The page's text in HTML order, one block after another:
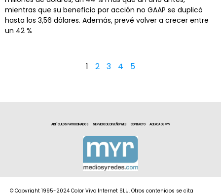
mientras que su beneficio por acción no GAAP se duplicó
hasta los 3,56 dólares. Además, prevé volver a crecer entre
un 42 %
1 2 3 4 5
ARTÍCULOS PATROCINADOS SERVICIO DE DISEÑO WEB CONTACTO ACERCA DE MYR
© Copyright 1995-2024 Color Vivo Internet SLU. Otros contenidos se cita